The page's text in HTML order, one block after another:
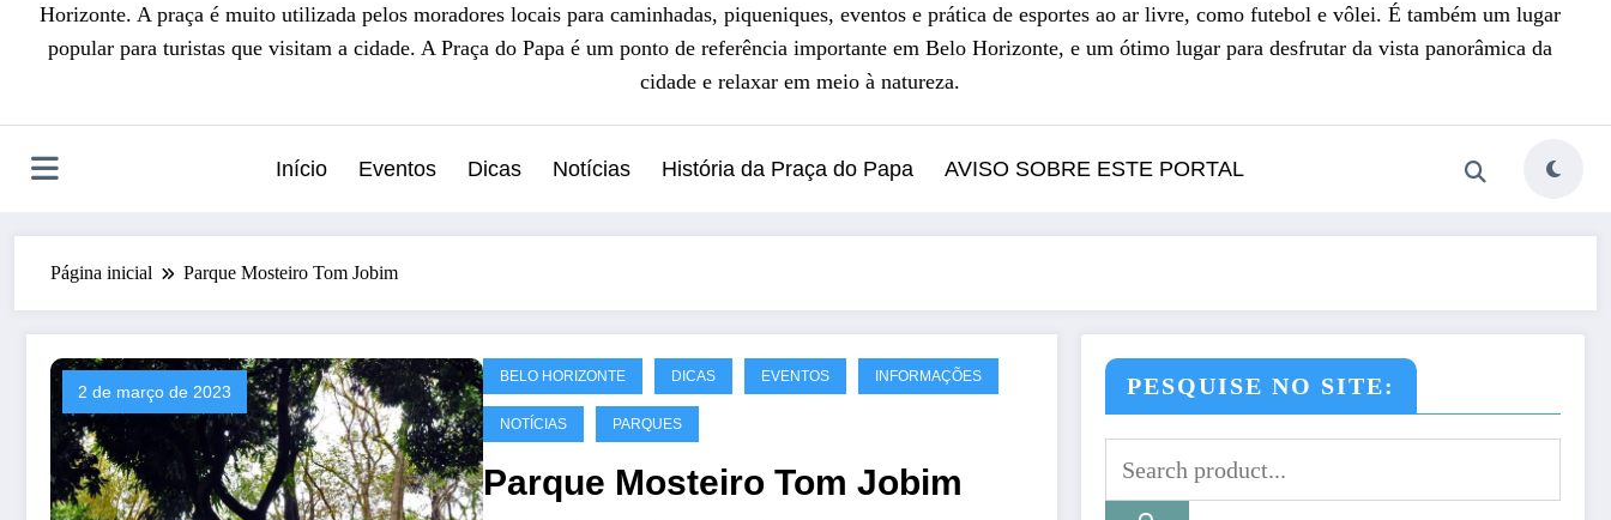
Horizonte. A praça é muito utilizada pelos moradores locais para caminhadas, piqueniques, eventos e prática de esportes ao ar livre, como futebol e vôlei. É também um lugar
popular para turistas que visitam a cidade. A Praça do Papa é um ponto de referência importante em Belo Horizonte, e um ótimo lugar para desfrutar da vista panorâmica da
cidade e relaxar em meio à natureza.
Início Eventos Dicas Notícias História da Praça do Papa AVISO SOBRE ESTE PORTAL
Página inicial Parque Mosteiro Tom Jobim
2 de março de 2023
BELO HORIZONTE DICAS EVENTOS INFORMAÇÕES
NOTÍCIAS PARQUES
Parque Mosteiro Tom Jobim
PESQUISE NO SITE: